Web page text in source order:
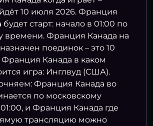
2
0
2
1
06.07 04:00
10 июля 2026. Франция
будет старт: начало в 01:00 по
времени. Франция Канада на
поединок – это 10
Франция Канада в каком
игра: Инглвуд (США).
Франция Канада во
по московскому
и Франция Канада где
трансляцию можно